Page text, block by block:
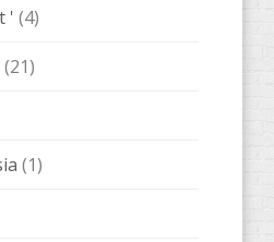
' (4)
(21)
(1)